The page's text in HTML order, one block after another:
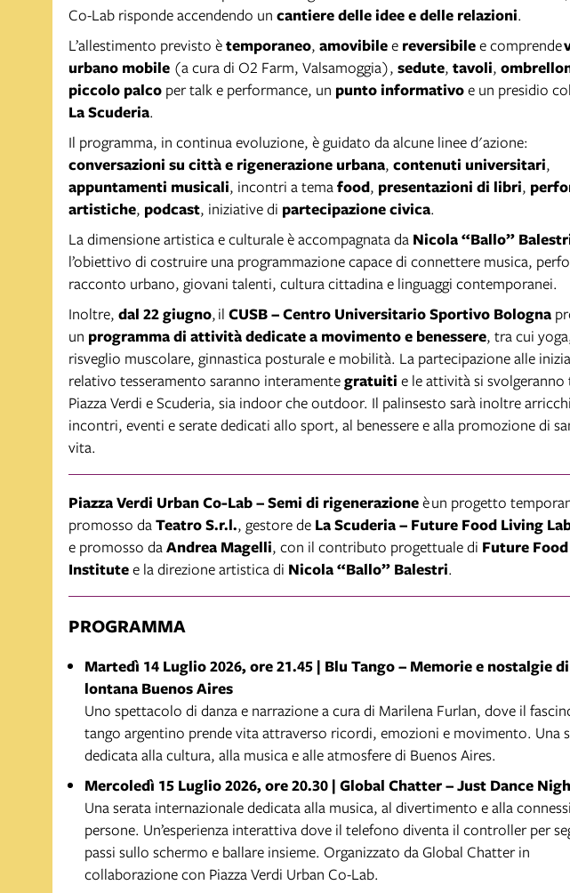
Co-Lab risponde accendendo un cantiere delle idee e delle relazioni.
L’allestimento previsto ètemporaneo, amovibilee reversibilee comprende
urbano mobile (a cura di O2 Farm, Valsamoggia), sedute, tavoli,
piccolo palco per talk e performance, un punto informativoe un presidio
La Scuderia.
Il programma, in continua evoluzione, è guidato da alcune linee d'azione:
conversazioni su città e rigenerazione urbana, contenuti universitari,
appuntamenti musicali, incontri a temafood, presentazioni di libri,
artistiche, podcast, iniziative di partecipazione civica.
La dimensione artistica e culturale è accompagnata da Nicola “Ballo”
l’obiettivo di costruire una programmazione capace di connettere musica,
racconto urbano, giovani talenti, cultura cittadina e linguaggi contemporanei.
Inoltre, dal 22 giugno, il CUSB – Centro Universitario Sportivo Bologna
un programma di attività dedicate a movimento e benessere, tra cui
risveglio muscolare, ginnastica posturale e mobilità. La partecipazione alle
relativo tesseramento saranno interamentegratuiti e le attività si svolgeranno
Piazza Verdi e Scuderia, sia indoor che outdoor. Il palinsesto sarà inoltre
incontri, eventi e serate dedicati allo sport, al benessere e alla promozione di
vita.
Piazza Verdi Urban Co-Lab – Semi di rigenerazioneè un progetto
promosso daTeatro S.r.l., gestore de La Scuderia – Future Food Living
e promosso daAndrea Magelli, con il contributo progettuale di Future Food
Institutee la direzione artistica di Nicola “Ballo” Balestri.
PROGRAMMA
Martedì 14 Luglio 2026, ore 21.45 | Blu Tango – Memorie e nostalgie
lontana Buenos Aires
Uno spettacolo di danza e narrazione a cura di Marilena Furlan, dove il
tango argentino prende vita attraverso ricordi, emozioni e movimento. Una
dedicata alla cultura, alla musica e alle atmosfere di Buenos Aires.
Mercoledì 15 Luglio 2026, ore 20.30 | Global Chatter – Just Dance
Una serata internazionale dedicata alla musica, al divertimento e alla
persone. Un’esperienza interattiva dove il telefono diventa il controller per
passi sullo schermo e ballare insieme. Organizzato da Global Chatter in
collaborazione con Piazza Verdi Urban Co-Lab.